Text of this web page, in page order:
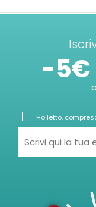
-5€
Ho letto,